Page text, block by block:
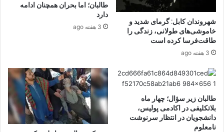
شهروندان کابل: گرمای شدید و
خاموشی‌های طولانی، زندگی را
طاقت‌فرسا کرده است
3 هفته ago
طالبان؛ اما بحران همچنان ادامه
دارد
3 هفته ago
طالبان زیر سؤال؛ چهار ماه
بلاتکلیفی در اکادمی پولیس،
دانشجویان در انتظار سرنوشت
نامعلوم